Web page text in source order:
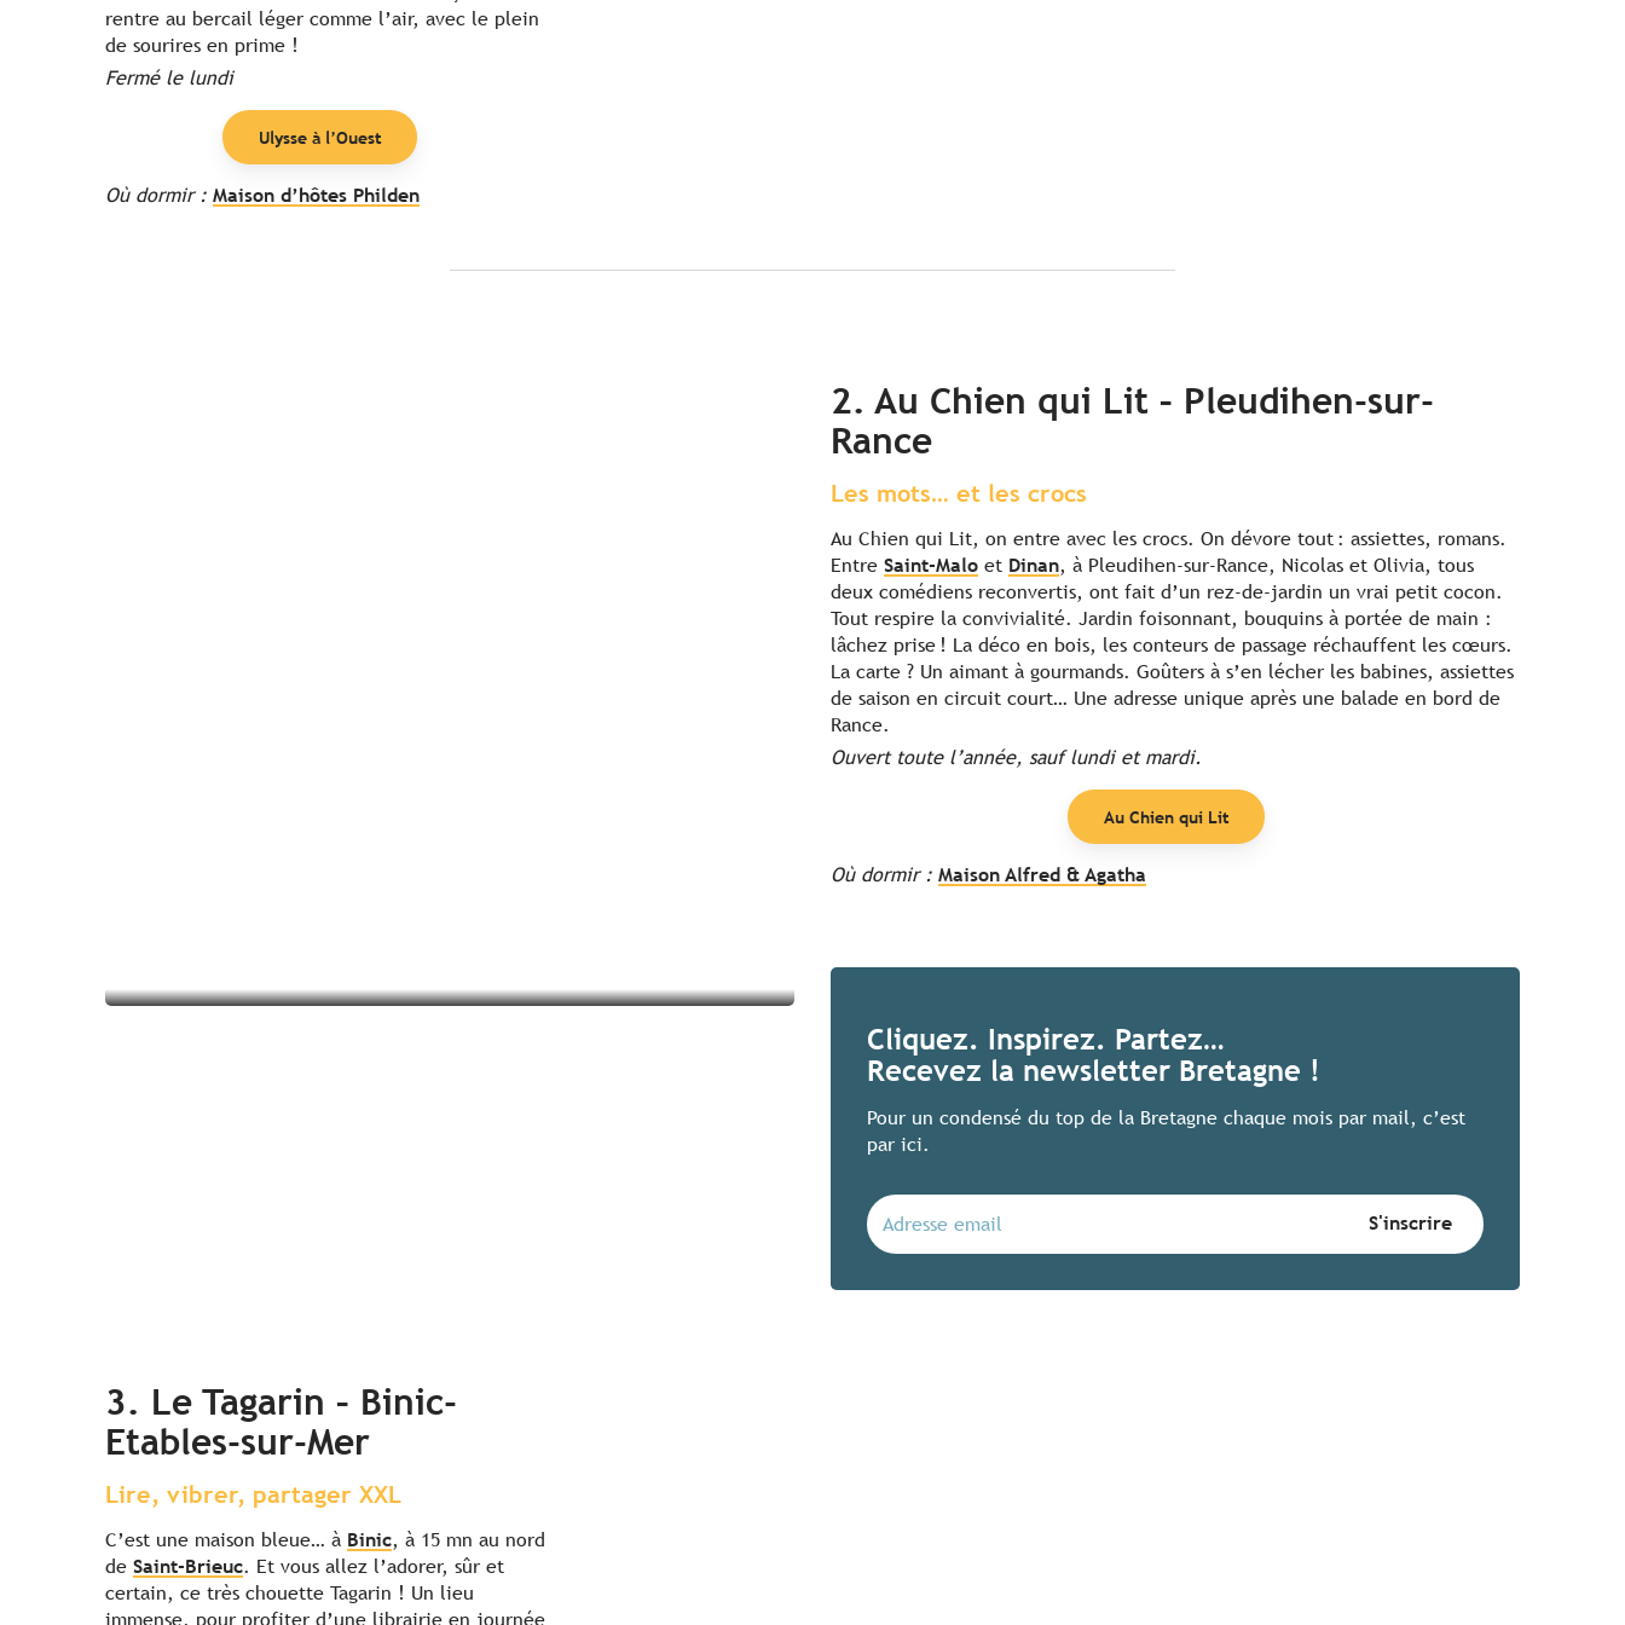
rentre au bercail léger comme l’air, avec le plein
de sourires en prime !
Fermé le lundi
Ulysse à l’Ouest
Où dormir : Maison d’hôtes Philden
2. Au Chien qui Lit – Pleudihen-sur-
Rance
Les mots… et les crocs
Au Chien qui Lit, on entre avec les crocs. On dévore tout : assiettes, romans.
Entre Saint-Malo et Dinan, à Pleudihen-sur-Rance, Nicolas et Olivia, tous
deux comédiens reconvertis, ont fait d’un rez-de-jardin un vrai petit cocon.
Tout respire la convivialité. Jardin foisonnant, bouquins à portée de main :
lâchez prise ! La déco en bois, les conteurs de passage réchauffent les cœurs.
La carte ? Un aimant à gourmands. Goûters à s’en lécher les babines, assiettes
de saison en circuit court… Une adresse unique après une balade en bord de
Rance.
Ouvert toute l’année, sauf lundi et mardi.
Au Chien qui Lit
Où dormir : Maison Alfred & Agatha
Cliquez. Inspirez. Partez…
Recevez la newsletter Bretagne !
Pour un condensé du top de la Bretagne chaque mois par mail, c’est
par ici.
3. Le Tagarin – Binic-
Etables-sur-Mer
Lire, vibrer, partager XXL
C’est une maison bleue… à Binic, à 15 mn au nord
de Saint-Brieuc. Et vous allez l’adorer, sûr et
certain, ce très chouette Tagarin ! Un lieu
immense, pour profiter d’une librairie en journée